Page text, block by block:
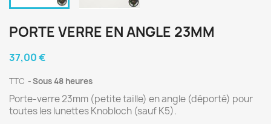
PORTE VERRE EN ANGLE 23MM
37,00 €
TTC Sous 48 heures
Porte-verre 23mm (petite taille) en angle (déporté) pour
toutes les lunettes Knobloch (sauf K5).